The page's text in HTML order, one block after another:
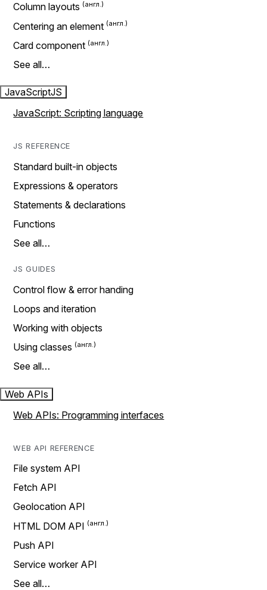
Column layouts
Centering an element
Card component
See all…
JavaScriptJS
JavaScript: Scripting language
JS REFERENCE
Standard built-in objects
Expressions & operators
Statements & declarations
Functions
See all…
JS GUIDES
Control flow & error handing
Loops and iteration
Working with objects
Using classes
See all…
Web APIs
Web APIs: Programming interfaces
WEB API REFERENCE
File system API
Fetch API
Geolocation API
HTML DOM API
Push API
Service worker API
See all…